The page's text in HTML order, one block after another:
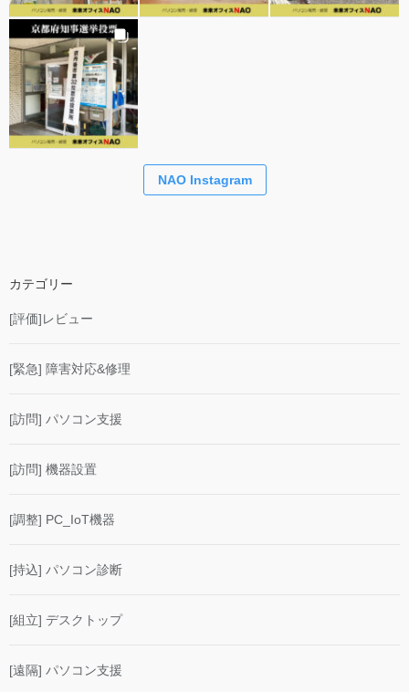
NAO Instagram
カテゴリー
[評価]レビュー
[緊急] 障害対応&修理
[訪問] パソコン支援
[訪問] 機器設置
[調整] PC_IoT機器
[持込] パソコン診断
[組立] デスクトップ
[遠隔] パソコン支援